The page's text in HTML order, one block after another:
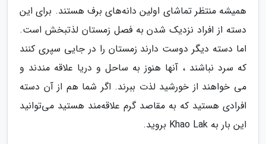
همیشه منتظر تماشای اولین دانه‌های برف هستند. برای این
دسته از افراد نزدیک شدن به فصل زمستان لذتبخش است.
اما دسته دیگر دوست دارند زمستان را در ‏جایی سپری کنند
که سرد نباشند ، آنها هنوز به ساحل و دریا علاقه مندند و
می خواهند از خورشید لذت ببرند. اگر شما هم از آن ‏دسته
افرادی هستید که به مقاصد گرم علاقه‌مند هستید می‌توانید
این بار به ‏Khao Lak‏ بروید.‏ ‏ ‏ ‏ ‏ ‏ ‏ ‏